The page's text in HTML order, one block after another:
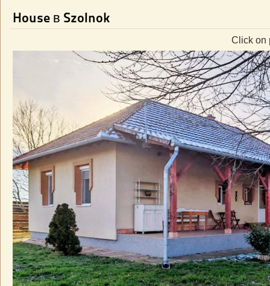
House в Szolnok
Click on